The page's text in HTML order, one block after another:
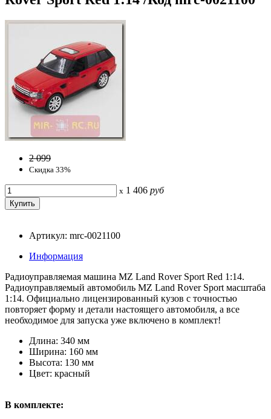
2 099
Скидка 33%
x 1 406 руб
Артикул: mrc-0021100
Информация
Радиоуправляемая машина MZ Land Rover Sport Red 1:14.
Радиоуправляемый автомобиль MZ Land Rover Sport масштаба
1:14. Официально лицензированный кузов с точностью
повторяет форму и детали настоящего автомобиля, а все
необходимое для запуска уже включено в комплект!
Длина: 340 мм
Ширина: 160 мм
Высота: 130 мм
Цвет: красный
В комплекте: